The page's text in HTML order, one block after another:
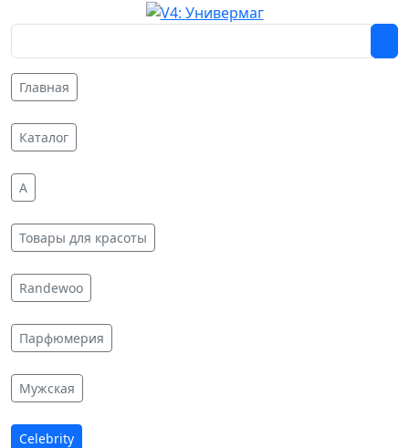
Главная
Каталог
A
Товары для красоты
Randewoo
Парфюмерия
Мужская
Celebrity